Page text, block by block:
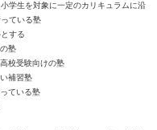
学生を対象に一定のカリキュラムに沿
ている塾
する
塾
校受験向けの塾
補習塾
ている塾